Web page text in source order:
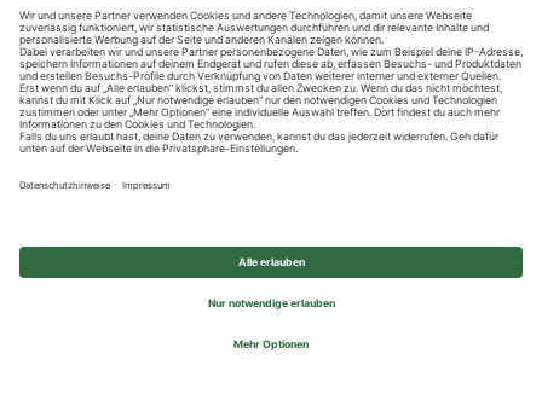
Datenschutzhinweise
Impressum
Privatsphäre-Einstellungen
© 2026 REWE Group - All rights reserved